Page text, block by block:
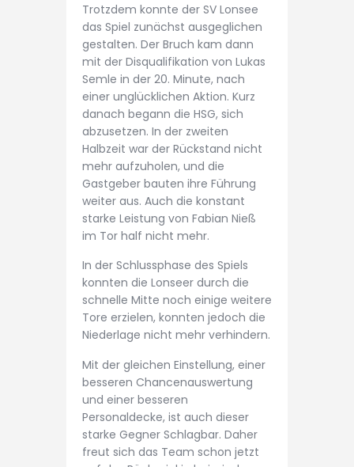
Trotzdem konnte der SV Lonsee
das Spiel zunächst ausgeglichen
gestalten. Der Bruch kam dann
mit der Disqualifikation von Lukas
Semle in der 20. Minute, nach
einer unglücklichen Aktion. Kurz
danach begann die HSG, sich
abzusetzen. In der zweiten
Halbzeit war der Rückstand nicht
mehr aufzuholen, und die
Gastgeber bauten ihre Führung
weiter aus. Auch die konstant
starke Leistung von Fabian Nieß
im Tor half nicht mehr.
In der Schlussphase des Spiels
konnten die Lonseer durch die
schnelle Mitte noch einige weitere
Tore erzielen, konnten jedoch die
Niederlage nicht mehr verhindern.
Mit der gleichen Einstellung, einer
besseren Chancenauswertung
und einer besseren
Personaldecke, ist auch dieser
starke Gegner Schlagbar. Daher
freut sich das Team schon jetzt